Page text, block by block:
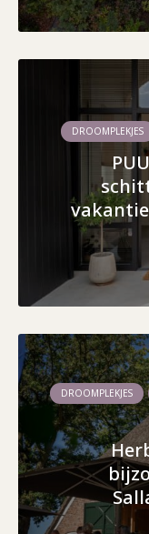
DROOMPLEKJES
DROOMPLEKJES